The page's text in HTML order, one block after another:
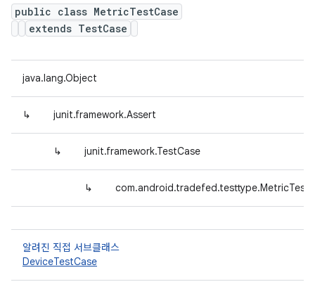
public class MetricTestCase
extends TestCase
java.lang.Object
↳ junit.framework.Assert
↳ junit.framework.TestCase
↳
알려진 직접 서브클래스
DeviceTestCase